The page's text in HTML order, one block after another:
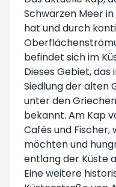
Schwarzen Meer
hat und durch
befindet sich im
Dieses Gebiet,
Siedlung der alten
unter den
bekannt. Am Kap
Cafés und Fischer,
möchten und
entlang der Küste
Eine weitere